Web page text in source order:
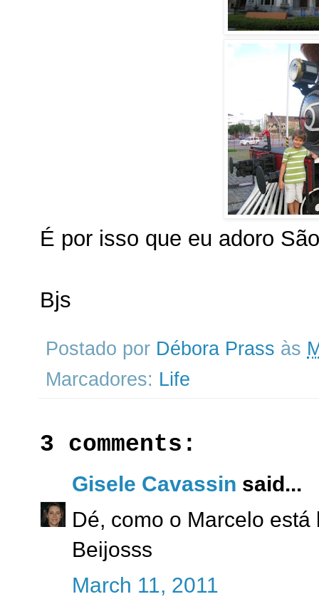
É por isso que eu adoro
Bjs
Postado por Débora Prass às
Marcadores: Life
3 comments:
Gisele Cavassin said...
Dé, como o Marcelo está
Beijosss
March 11, 2011